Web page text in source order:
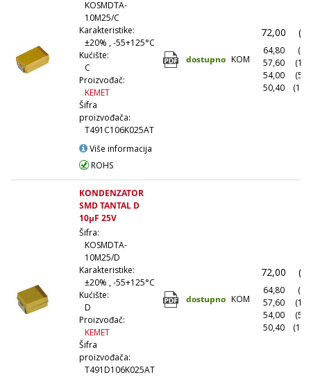
KOSMDTA-
10M25/C
Karakteristike:
±20% , -55+125°C
Kućište:
C
Proizvođač:
KEMET
Šifra
proizvođača:
T491C106K025AT
Više informacija
ROHS
dostupno KOM
72,00
64,80
57,60
54,00
50,40
KONDENZATOR
SMD TANTAL D
10µF 25V
Šifra:
KOSMDTA-
10M25/D
Karakteristike:
±20% , -55+125°C
Kućište:
D
Proizvođač:
KEMET
Šifra
proizvođača:
T491D106K025AT
dostupno KOM
72,00
64,80
57,60
54,00
50,40